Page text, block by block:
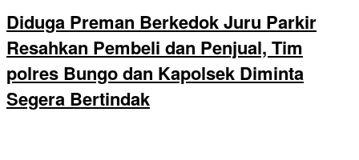
Diduga Preman Berkedok Juru Parkir
Resahkan Pembeli dan Penjual, Tim
polres Bungo dan Kapolsek Diminta
Segera Bertindak